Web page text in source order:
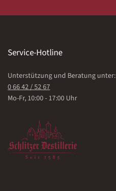
Service-Hotline
Unterstützung und Beratung unter:
0 66 42 / 52 67
Mo-Fr, 10:00 - 17:00 Uhr